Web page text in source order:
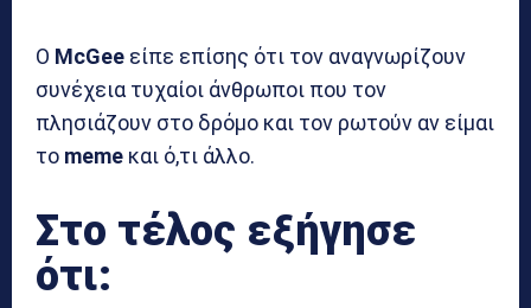
Ο McGee είπε επίσης ότι τον αναγνωρίζουν
συνέχεια τυχαίοι άνθρωποι που τον
πλησιάζουν στο δρόμο και τον ρωτούν αν είμαι
το meme και ό,τι άλλο.
Στο τέλος εξήγησε
ότι: